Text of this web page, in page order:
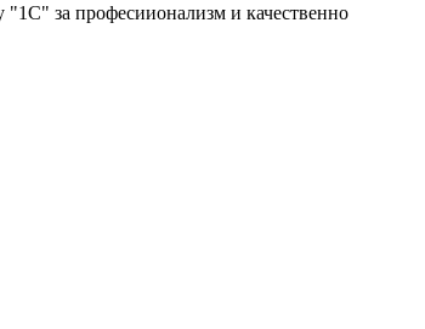
за професиионализм и качественно